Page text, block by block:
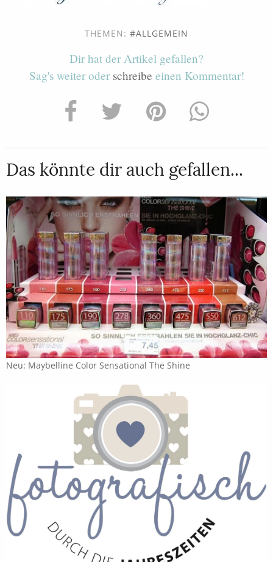
THEMEN: ALLGEMEIN
Dir hat der Artikel gefallen?
Sag's weiter oder schreibe einen Kommentar!
Das könnte dir auch gefallen...
Neu: Maybelline Color Sensational The Shine